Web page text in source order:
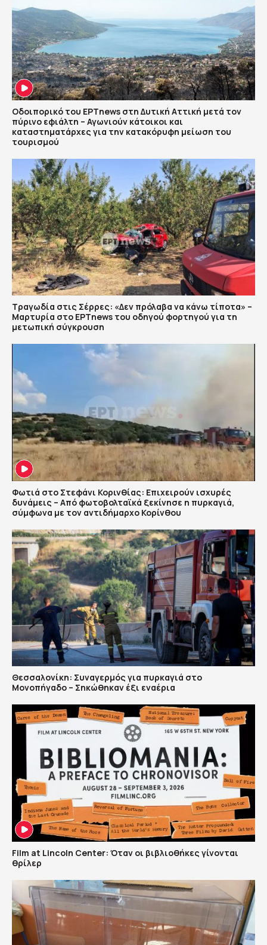
Οδοιπορικό του ΕΡΤnews στη Δυτική Αττική μετά τον
πύρινο εφιάλτη – Αγωνιούν κάτοικοι και
καταστηματάρχες για την κατακόρυφη μείωση του
τουρισμού
Τραγωδία στις Σέρρες: «Δεν πρόλαβα να κάνω τίποτα» –
Μαρτυρία στο ΕΡΤnews του οδηγού φορτηγού για τη
μετωπική σύγκρουση
Φωτιά στο Στεφάνι Κορινθίας: Επιχειρούν ισχυρές
δυνάμεις – Από φωτοβολταϊκά ξεκίνησε η πυρκαγιά,
σύμφωνα με τον αντιδήμαρχο Κορίνθου
Θεσσαλονίκη: Συναγερμός για πυρκαγιά στο
Μονοπήγαδο – Σηκώθηκαν έξι εναέρια
Film at Lincoln Center: Όταν οι βιβλιοθήκες γίνονται
θρίλερ